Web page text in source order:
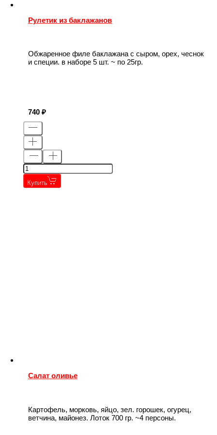
Рулетик из баклажанов
Обжаренное филе баклажана с сыром, орех, чеснок
и специи. в наборе 5 шт. ~ по 25гр.
740
Купить
Салат оливье
Картофель, морковь, яйцо, зел. горошек, огурец,
ветчина, майонез. Лоток 700 гр. ~4 персоны.